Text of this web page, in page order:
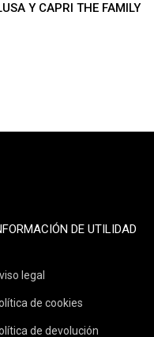
Y CAPRI THE FAMILY
DE UTILIDAD
legal
de cookies
de devolución